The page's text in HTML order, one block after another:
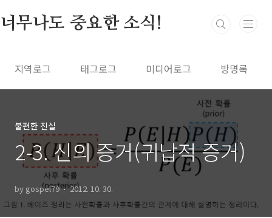
너무나도 중요한 소식!
지역로그 태그로그 미디어로그 방명록
불편한 진실
2-3. 신의 증거(귀납적 증거)
by gospel79 2012. 10. 30.